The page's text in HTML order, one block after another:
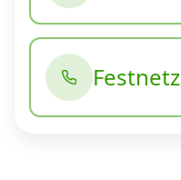
Festnetz